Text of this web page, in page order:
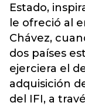
Estado,
le ofreció al
Chávez,
dos países
ejerciera el
adquisición
del IFI, a